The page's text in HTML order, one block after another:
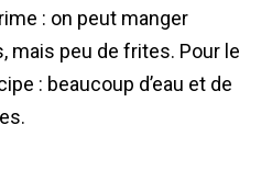
: on peut manger
mais peu de frites. Pour le
: beaucoup d’eau et de